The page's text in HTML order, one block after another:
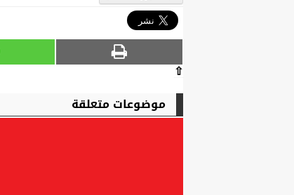
⇧
موضوعات متعلقة